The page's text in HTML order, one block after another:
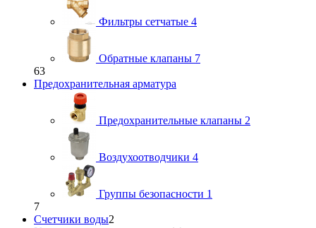
Фильтры сетчатые 4
Обратные клапаны 7
63
Предохранительная арматура
Предохранительные клапаны 2
Воздухоотводчики 4
Группы безопасности 1
7
Счетчики воды2